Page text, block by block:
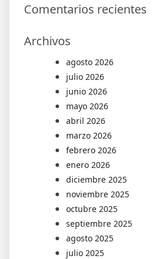
Comentarios recientes
Archivos
agosto 2026
julio 2026
junio 2026
mayo 2026
abril 2026
marzo 2026
febrero 2026
enero 2026
diciembre 2025
noviembre 2025
octubre 2025
septiembre 2025
agosto 2025
julio 2025